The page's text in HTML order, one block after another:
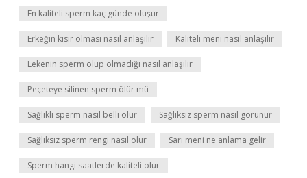
En kaliteli sperm kaç günde oluşur
Erkeğin kısır olması nasıl anlaşılır Kaliteli meni nasıl anlaşılır
Lekenin sperm olup olmadığı nasıl anlaşılır
Peçeteye silinen sperm ölür mü
Sağlıklı sperm nasıl belli olur Sağlıksız sperm nasıl görünür
Sağlıksız sperm rengi nasıl olur Sarı meni ne anlama gelir
Sperm hangi saatlerde kaliteli olur